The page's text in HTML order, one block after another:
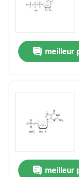
meilleur
meilleur